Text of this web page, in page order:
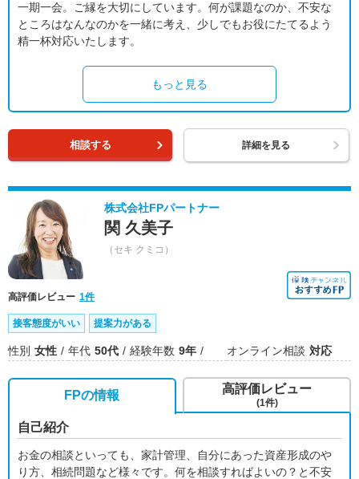
一期一会。ご縁を大切にしています。何が課題なのか、不安な
ところはなんなのかを一緒に考え、少しでもお役にたてるよう
精一杯対応いたします。
もっと見る
相談する 詳細を見る
株式会社FPパートナー
関 久美子
（セキ クミコ）
高評価レビュー 1件
接客態度がいい 提案力がある
性別 女性 年代 50代 経験年数 9年 オンライン相談 対応
FPの情報
自己紹介
お金の相談といっても、家計管理、自分にあった資産形成のや
り方、相続問題など様々です。何を相談すればよいの？と不安
高評価レビュー
(1件)